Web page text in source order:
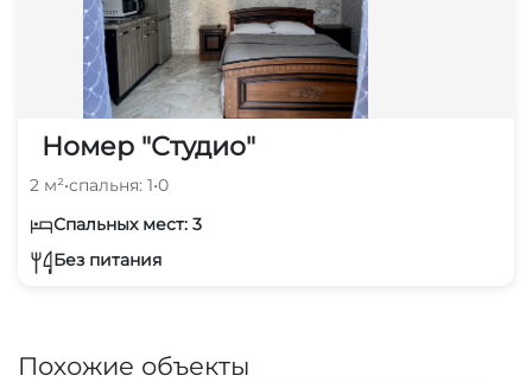
Номер "Студио"
2 м²•спальня: 1•0
Спальных мест: 3
Без питания
Похожие объекты